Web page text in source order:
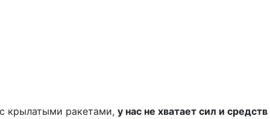
крылатыми ракетами, у нас не хватает сил и средств